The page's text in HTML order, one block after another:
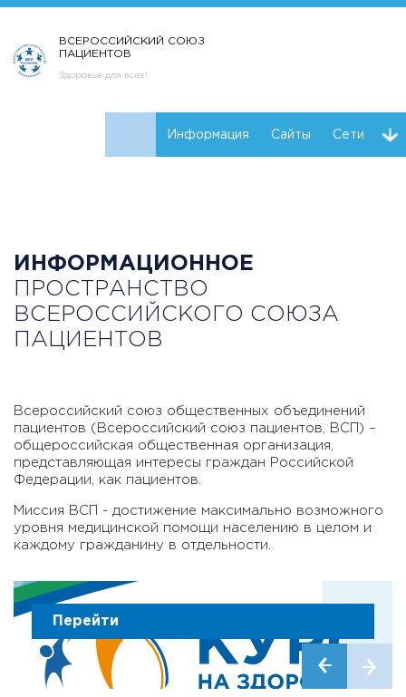
ВСЕРОССИЙСКИЙ СОЮЗ
ПАЦИЕНТОВ
Здоровье для всех!
Информация Сайты Сети
ИНФОРМАЦИОННОЕ
ПРОСТРАНСТВО
ВСЕРОССИЙСКОГО СОЮЗА
ПАЦИЕНТОВ
Всероссийский союз общественных объединений
пациентов (Всероссийский союз пациентов, ВСП) –
общероссийская общественная организация,
представляющая интересы граждан Российской
Федерации, как пациентов.
Миссия ВСП - достижение максимально возможного
уровня медицинской помощи населению в целом и
каждому гражданину в отдельности.
Перейти